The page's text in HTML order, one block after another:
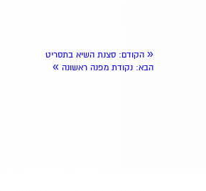
« הקודם: סצנת השיא בתסריט
הבא: נקודת מפנה ראשונה »